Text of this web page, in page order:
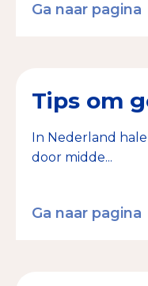
Nieuws
Over het CBF
Register
Ga naar pagina
Tips om
In Nederland
door midde...
Ga naar pagina